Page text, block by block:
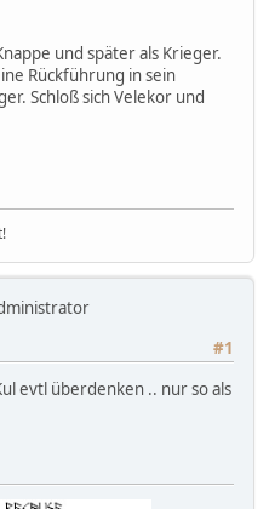
und später als Krieger.
Rückführung in sein
Schloß sich Velekor und
#1
evtl überdenken .. nur so als